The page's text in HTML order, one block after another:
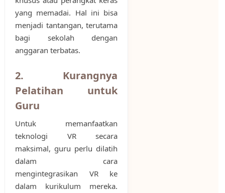
yang memadai. Hal ini bisa
menjadi tantangan, terutama
bagi sekolah dengan
anggaran terbatas.
2. Kurangnya
Pelatihan untuk
Guru
Untuk memanfaatkan
teknologi VR secara
maksimal, guru perlu dilatih
dalam cara
mengintegrasikan VR ke
dalam kurikulum mereka.